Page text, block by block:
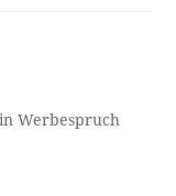
Werbespruch